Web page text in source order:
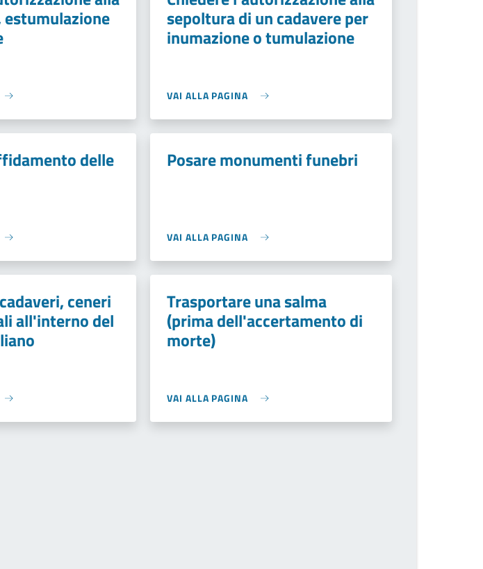
estumulazione sepoltura di un cadavere per
inumazione o tumulazione
VAI ALLA PAGINA
delle Posare monumenti funebri
VAI ALLA PAGINA
ceneri
all'interno del
Trasportare una salma
(prima dell'accertamento di
morte)
VAI ALLA PAGINA